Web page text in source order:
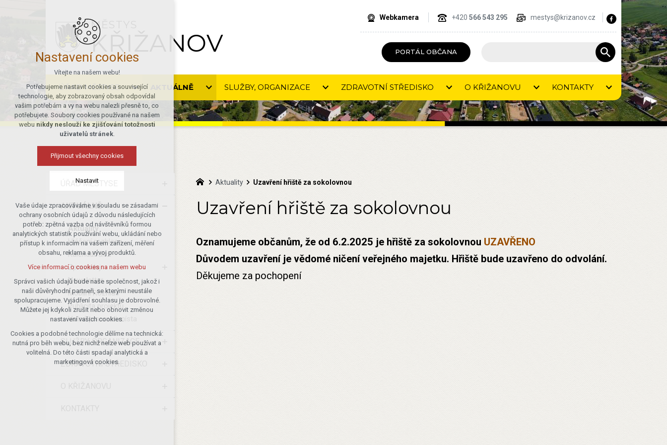
MĚSTYS
KŘIŽANOV
Webkamera +420 566 543 295 mestys@krizanov.cz
PORTÁL OBČANA
ÚŘAD MĚSTYSE AKTUÁLNĚ SLUŽBY, ORGANIZACE ZDRAVOTNÍ STŘEDISKO O KŘIŽANOVU KONTAKTY
ÚŘAD MĚSTYSE
AKTUÁLNĚ
Aktuality
Hlášení rozhlasu
Kalendář akcí
Zpravodaj
Newsletter
Mobilní Rozhlas
Publicita projektů
Volná pracovní místa
SLUŽBY, ORGANIZACE
ZDRAVOTNÍ STŘEDISKO
Aktuality Uzavření hřiště za sokolovnou
Uzavření hřiště za sokolovnou
Oznamujeme občanům, že od 6.2.2025 je hřiště za sokolovnou UZAVŘENO
Důvodem uzavření je vědomé ničení veřejného majetku. Hřiště bude uzavřeno do odvolání.
Děkujeme za pochopení
Nastavení cookies
Vítejte na našem webu!
Potřebujeme nastavit cookies a související
technologie, aby zobrazovaný obsah odpovídal
vašim potřebám a vy na webu nalezli přesně to, co
potřebujete. Soubory cookies používané na našem
webu nikdy neslouží ke zjišťování totožnosti
uživatelů stránek.
Přijmout všechny cookies
Nastavit
Technická cookies
nutná pro provozování webu
udržení kontextu stránek (session):
případná přihlášení, volby jazyka, apod.
Volitelná cookies
analytická pro anonymizované
vyhodnocení návštěvnosti
marketingová cookies (Google)
Více informací o cookies na našem webu
Přijmout všechny cookies
Odmítnout vše
Vaše údaje zpracováváme v souladu se zásadami
ochrany osobních údajů z důvodu následujících
potřeb: zpětná vazba od návštěvníků formou
analytických statistik používání webu, ukládání nebo
přístup k informacím na vašem zařízení, měření
obsahu, reklama a vývoj produktů.
Více informací o cookies na našem webu
Správci vašich údajů bude naše společnost, jakož i
naši důvěryhodní partneři, se kterými neustále
spolupracujeme. Vyjádření souhlasu je dobrovolné.
Můžete jej kdykoli zrušit nebo obnovit změnou
nastavení vašich cookies.
Cookies a podobné technologie dělíme na technická:
nutná pro běh webu, bez nichž nelze web používat a
volitelná. Do této části spadají analytická a
marketingová cookies.